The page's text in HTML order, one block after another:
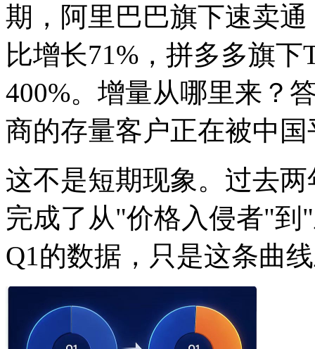
期，阿里巴巴旗下速卖
比增长71%，拼多多旗
400%。增量从哪里来？
商的存量客户正在被中
这不是短期现象。过去
完成了从"价格入侵者"到
Q1的数据，只是这条曲